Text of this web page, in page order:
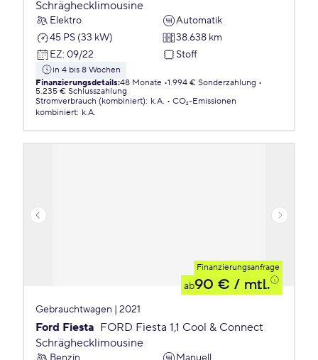
Schräghecklimousine
Elektro
Automatik
45 PS (33 kW)
38.638 km
EZ: 09/22 Stoff
in 4 bis 8 Wochen
Finanzierungsdetails:48 Monate 1.994 € Sonderzahlung
5.235 € Schlusszahlung
Stromverbrauch (kombiniert): k.A.
CO₂-Emissionen
kombiniert: k.A.
Finanzierungsanfrage
ab90 € / mtl.
Gebrauchtwagen | 2021
Ford Fiesta FORD Fiesta 1,1 Cool & Connect
Schräghecklimousine